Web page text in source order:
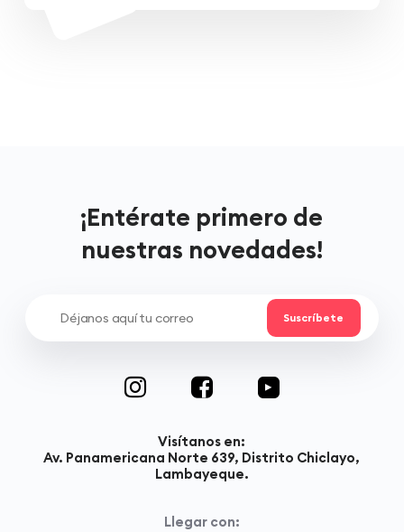
¡Entérate primero de
nuestras novedades!
Visítanos en:
Av. Panamericana Norte 639, Distrito Chiclayo,
Lambayeque.
Llegar con: